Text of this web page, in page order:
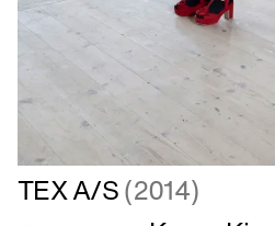
Læs
mere
TEX A/S(2014)